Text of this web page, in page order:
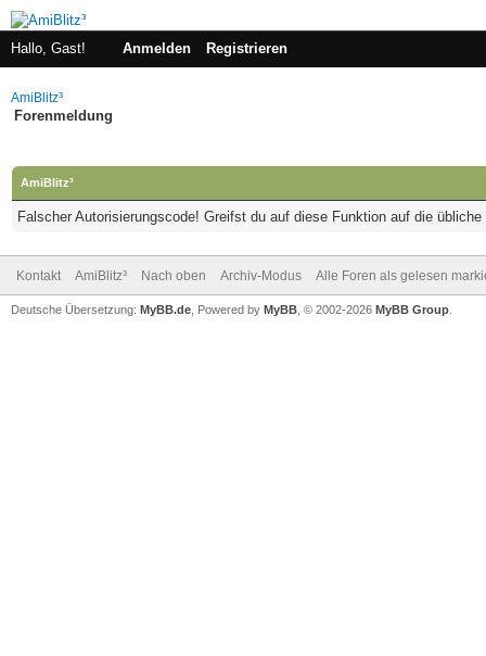
Hallo, Gast! Anmelden Registrieren
AmiBlitz³
Forenmeldung
AmiBlitz³
Falscher Autorisierungscode! Greifst du auf diese Funktion auf die
Kontakt AmiBlitz³ Nach oben Archiv-Modus Alle Foren als gelesen
Deutsche Übersetzung: MyBB.de , Powered by MyBB , © 2002-2026 MyBB Group